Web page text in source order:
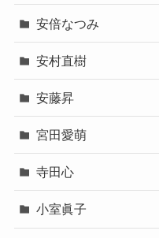
安倍なつみ
安村直樹
安藤昇
宮田愛萌
寺田心
小室眞子